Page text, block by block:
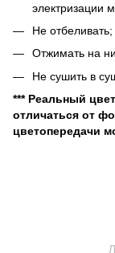
электризации
Не отбеливать;
Отжимать на
Не сушить в
*** Реальный
отличаться от
цветопередачи